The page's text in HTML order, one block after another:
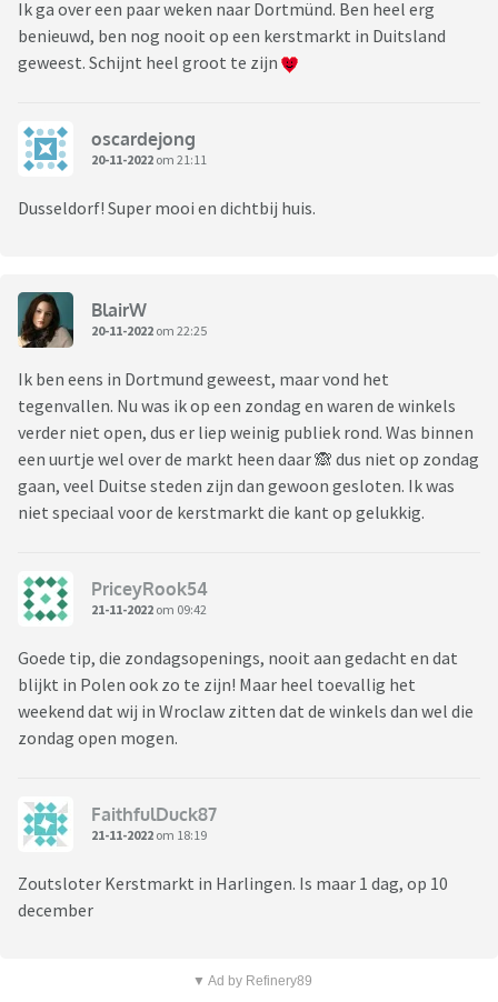
Ik ga over een paar weken naar Dortmünd. Ben heel erg
benieuwd, ben nog nooit op een kerstmarkt in Duitsland
geweest. Schijnt heel groot te zijn
oscardejong
20-11-2022 om 21:11
Dusseldorf! Super mooi en dichtbij huis.
BlairW
20-11-2022 om 22:25
Ik ben eens in Dortmund geweest, maar vond het
tegenvallen. Nu was ik op een zondag en waren de winkels
verder niet open, dus er liep weinig publiek rond. Was binnen
een uurtje wel over de markt heen daar 🙈 dus niet op zondag
gaan, veel Duitse steden zijn dan gewoon gesloten. Ik was
niet speciaal voor de kerstmarkt die kant op gelukkig.
PriceyRook54
21-11-2022 om 09:42
Goede tip, die zondagsopenings, nooit aan gedacht en dat
blijkt in Polen ook zo te zijn! Maar heel toevallig het
weekend dat wij in Wroclaw zitten dat de winkels dan wel die
zondag open mogen.
FaithfulDuck87
21-11-2022 om 18:19
Zoutsloter Kerstmarkt in Harlingen. Is maar 1 dag, op 10
december
▼ Ad by Refinery89